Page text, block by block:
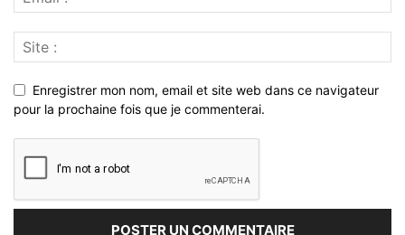
Enregistrer mon nom, email et site web dans ce navigateur
pour la prochaine fois que je commenterai.